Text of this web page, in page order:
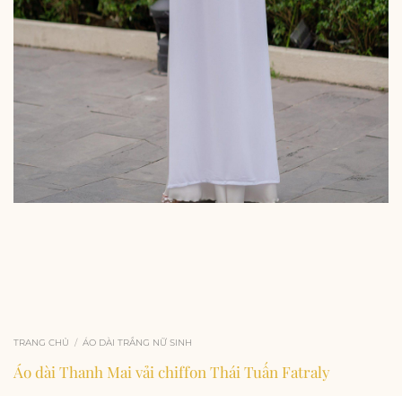
TRANG CHỦ / ÁO DÀI TRẮNG NỮ SINH
Áo dài Thanh Mai vải chiffon Thái Tuấn Fatraly